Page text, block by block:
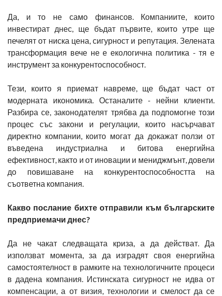
Да, и то не само финансов. Компаниите, които
инвестират днес, ще бъдат първите, които утре ще
печелят от ниска цена, сигурност и репутация. Зелената
трансформация вече не е екологична политика - тя е
инструмент за конкурентоспособност.
Тези, които я приемат навреме, ще бъдат част от
модерната икономика. Останалите - нейни клиенти.
Разбира се, законодателят трябва да подпомогне този
процес със закони и регулации, които насърчават
директно компании, които могат да докажат ползи от
въведена индустриална и битова енергийна
ефективност, както и от иновации и мениджмънт, довели
до повишаване на конкурентоспособността на
съответна компания.
Какво послание бихте отправили към българските
предприемачи днес?
Да не чакат следващата криза, а да действат. Да
използват момента, за да изградят своя енергийна
самостоятелност в рамките на технологичните процеси
в дадена компания. Истинската сигурност не идва от
компенсации, а от визия, технологии и смелост да се